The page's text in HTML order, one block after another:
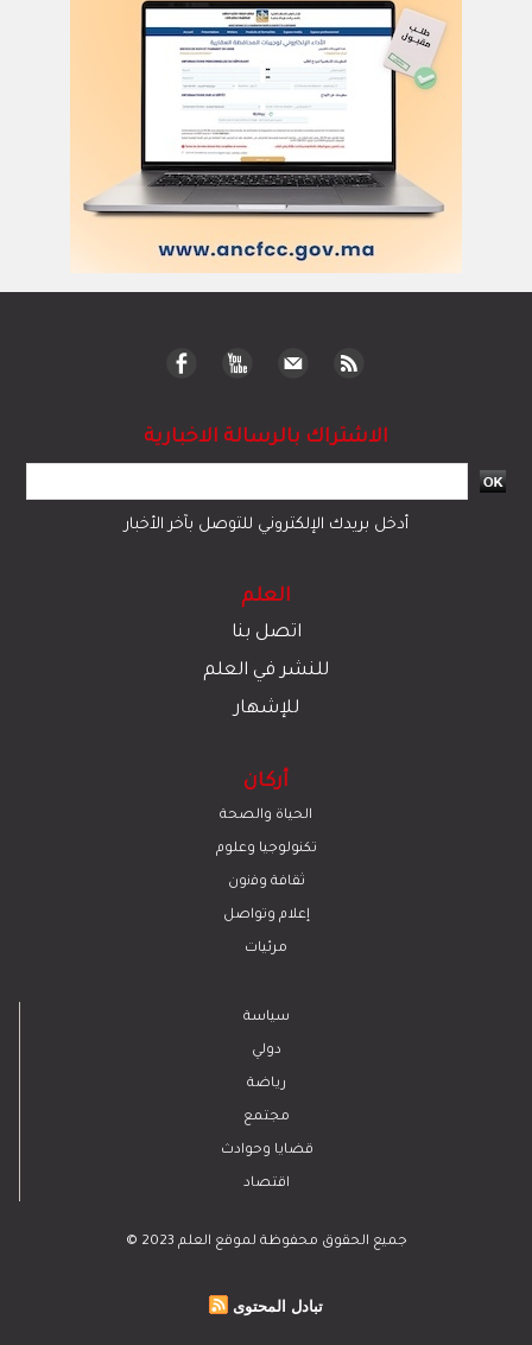
الاشتراك بالرسالة الاخبارية
أدخل بريدك الإلكتروني للتوصل بآخر الأخبار
العلم
اتصل بنا
للنشر في العلم
للإشهار
أركان
الحياة والصحة
تكنولوجيا وعلوم
ﺛﻘﺎﻓﺔ وﻓﻧون
إعلام وتواصل
مرئيات
سياسة
دولي
رياضة
مجتمع
قضايا وحوادث
اقتصاد
© 2023 جميع الحقوق محفوظة لموقع العلم
تبادل المحتوى